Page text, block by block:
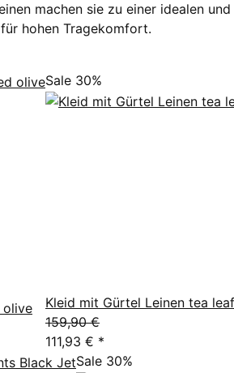
machen sie zu einer idealen
hohen Tragekomfort.
olive
Sale 30%
Kleid mit Gürtel Leinen tea leaf
159,90 €
111,93 € *
Sale 30%